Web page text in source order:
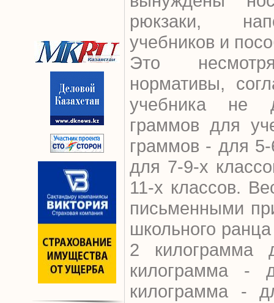
рюкзаки,
учебников и
Это
нормативы,
учебника не
граммов для
граммов - для
для 7-9-х
11-х классов.
письменными
школьного
2 килограмма
килограмма -
килограмма -